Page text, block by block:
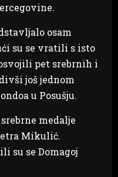
osam
su se vratili s isto
pet srebrnih i
još jednom
u Posušju.
medalje
Mikulić.
su se Domagoj